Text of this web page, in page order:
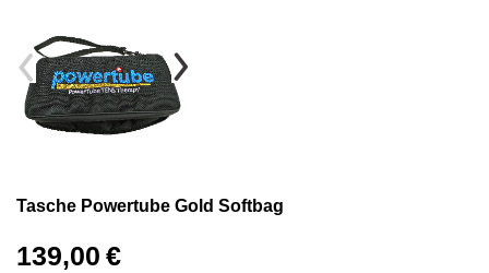
Tasche Powertube Gold Softbag
139,00 €